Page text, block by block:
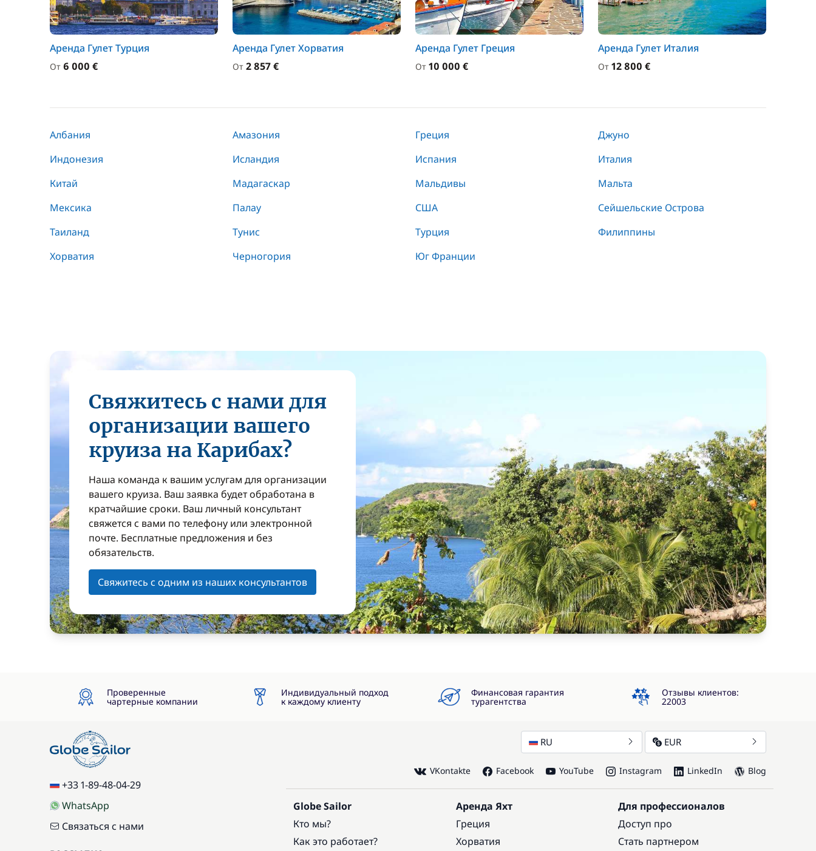
Аренда Гулет Турция
От 6 000 €
Аренда Гулет Хорватия
От 2 857 €
Аренда Гулет Греция
От 10 000 €
Аренда Гулет Италия
От 12 800 €
Албания Амазония Греция
Джуно
Индонезия
Исландия Испания
Италия
Китай
Мадагаскар Мальдивы
Мальта
Мексика
Палау США
Сейшельские Острова
Таиланд
Тунис Турция
Филиппины
Хорватия
Черногория Юг Франции
Свяжитесь с нами для
организации вашего
круиза на Карибах?
Наша команда к вашим услугам для организации
вашего круиза. Ваш заявка будет обработана в
кратчайшие сроки. Ваш личный консультант
свяжется с вами по телефону или электронной
почте. Бесплатные предложения и без
обязательств.
Свяжитесь с одним из наших консультантов
Проверенные
чартерные компании
Индивидуальный подход
к каждому клиенту
Финансовая гарантия
турагентства
4.3
Отзывы клиентов:
22003
+33 1-89-48-04-29
WhatsApp
Связаться с нами
RU EUR
VKontakte Facebook YouTube Instagram LinkedIn Blog
Globe Sailor
Кто мы?
Как это работает?
Аренда Яхт
Греция
Хорватия
Для профессионалов
Доступ про
Стать партнером